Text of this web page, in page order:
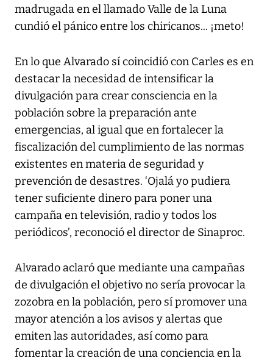
madrugada en el llamado Valle de la Luna
cundió el pánico entre los chiricanos... ¡meto!
En lo que Alvarado sí coincidió con Carles es en
destacar la necesidad de intensificar la
divulgación para crear consciencia en la
población sobre la preparación ante
emergencias, al igual que en fortalecer la
fiscalización del cumplimiento de las normas
existentes en materia de seguridad y
prevención de desastres. ‘Ojalá yo pudiera
tener suficiente dinero para poner una
campaña en televisión, radio y todos los
periódicos’, reconoció el director de Sinaproc.
Alvarado aclaró que mediante una campañas
de divulgación el objetivo no sería provocar la
zozobra en la población, pero sí promover una
mayor atención a los avisos y alertas que
emiten las autoridades, así como para
fomentar la creación de una conciencia en la